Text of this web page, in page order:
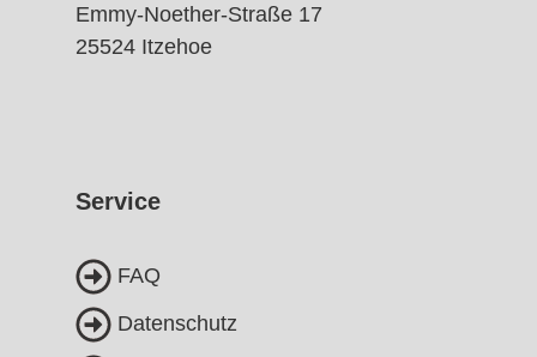
Emmy-Noether-Straße 17
25524 Itzehoe
Service
FAQ
Datenschutz